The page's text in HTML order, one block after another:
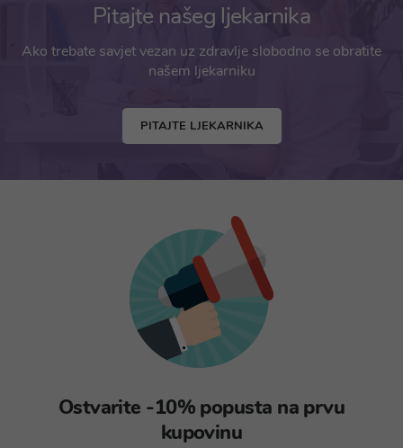
Pitajte našeg ljekarnika
Ako trebate savjet vezan uz zdravlje slobodno se obratite
našem ljekarniku
PITAJTE LJEKARNIKA
Ostvarite -10% popusta na prvu
kupovinu